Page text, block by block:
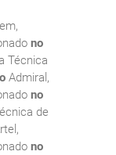
no
Técnica
Admiral,
no
de
no